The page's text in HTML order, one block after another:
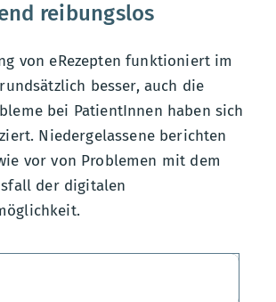
reibungslos
von eRezepten funktioniert im
besser, auch die
bei PatientInnen haben sich
Niedergelassene berichten
vor von Problemen mit dem
der digitalen